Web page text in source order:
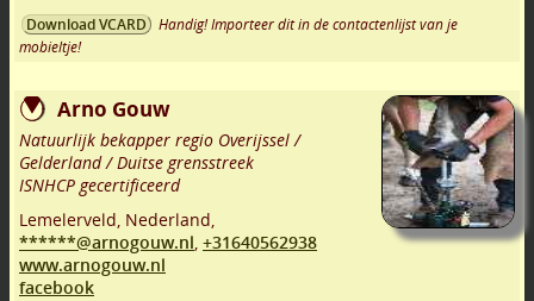
Download VCARD
Handig! Importeer dit in de contactenlijst van je
mobieltje!
Arno Gouw
Natuurlijk bekapper regio Overijssel /
Gelderland / Duitse grensstreek
ISNHCP gecertificeerd
Lemelerveld, Nederland,
******@arnogouw.nl, +31640562938
www.arnogouw.nl
facebook